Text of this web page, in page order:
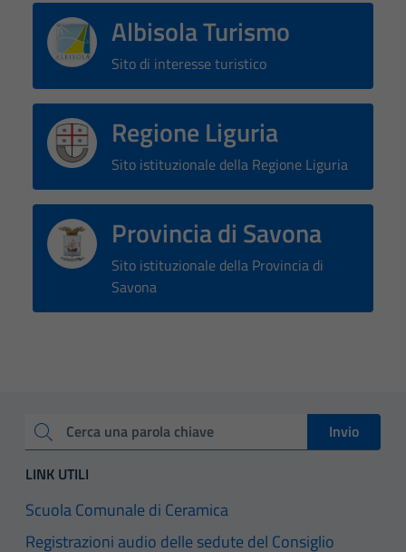
Albisola Turismo
Sito di interesse turistico
Regione Liguria
Sito istituzionale della Regione Liguria
Provincia di Savona
Sito istituzionale della Provincia di
Savona
Cerca una parola chiave
Invio
LINK UTILI
Scuola Comunale di Ceramica
Registrazioni audio delle sedute del Consiglio